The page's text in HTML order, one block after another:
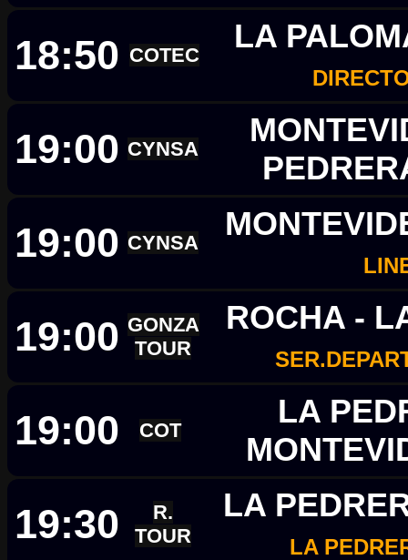
18:50 COTEC
LA
19:00 CYNSA
19:00 CYNSA
19:00 GONZA
TOUR
ROCHA -
19:00 COT
LA
19:30
R.
TOUR
LA
LA